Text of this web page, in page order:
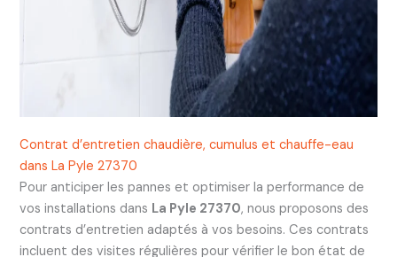
Contrat d’entretien chaudière, cumulus et chauffe-eau
dans La Pyle 27370
Pour anticiper les pannes et optimiser la performance de
vos installations dans La Pyle 27370, nous proposons des
contrats d’entretien adaptés à vos besoins. Ces contrats
incluent des visites régulières pour vérifier le bon état de